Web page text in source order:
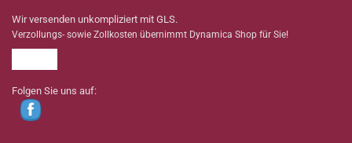
Wir versenden unkompliziert mit GLS.
Verzollungs- sowie Zollkosten übernimmt Dynamica Shop für Sie!
Folgen Sie uns auf: